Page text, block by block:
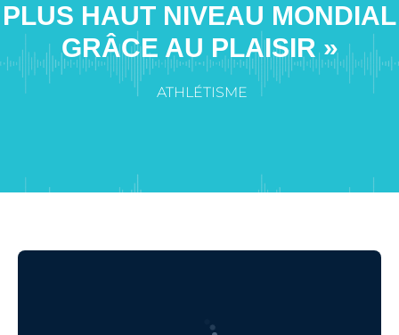
PLUS HAUT NIVEAU MONDIAL
GRÂCE AU PLAISIR »
ATHLÉTISME